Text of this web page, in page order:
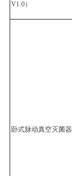
V1.0）
卧式脉动真空灭菌器